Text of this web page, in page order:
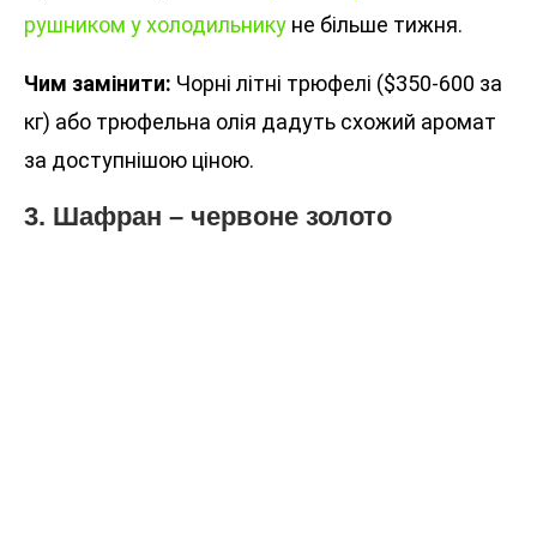
рушником у холодильнику не більше тижня.
Чим замінити: Чорні літні трюфелі ($350-600 за
кг) або трюфельна олія дадуть схожий аромат
за доступнішою ціною.
3. Шафран – червоне золото